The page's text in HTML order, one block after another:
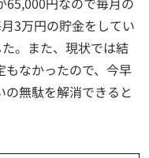
3万円の貯金をしてい
。また、現状では結
なかったので、今早
無駄を解消できると